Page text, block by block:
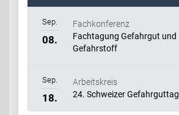
Sep.
08.
Fachkonferenz
Fachtagung Gefahrgut und
Gefahrstoff
Sep.
18.
Arbeitskreis
24. Schweizer Gefahrguttag